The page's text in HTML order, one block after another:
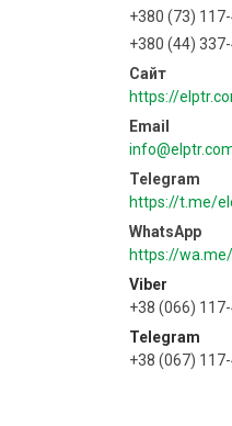
+380 (73)
+380 (44)
https://
https://t.me/
https://
Viber
+38 (066)
Telegram
+38 (067)